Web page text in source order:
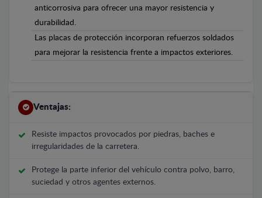
anticorrosiva para ofrecer una mayor resistencia y
durabilidad.
Las placas de protección incorporan refuerzos soldados
para mejorar la resistencia frente a impactos exteriores.
Ventajas:
Resiste impactos provocados por piedras, baches e
irregularidades de la carretera.
Protege la parte inferior del vehículo contra polvo, barro,
suciedad y otros agentes externos.